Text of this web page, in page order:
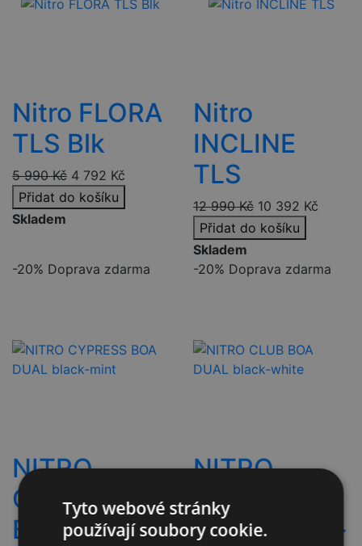
Nitro FLORA
TLS Blk
5 990Kč 4 792 Kč
Přidat do košíku
Skladem
Nitro
INCLINE
TLS
12 990Kč 10 392 Kč
Přidat do košíku
Skladem
-20% Doprava zdarma
NITRO
CYPRESS
BOA DUAL
-20% Doprava zdarma
NITRO
CLUB BOA
DUAL black-
Tyto webové stránky
používají soubory cookie.